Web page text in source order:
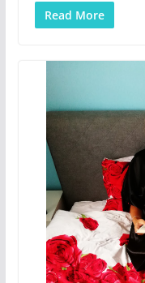
Read More